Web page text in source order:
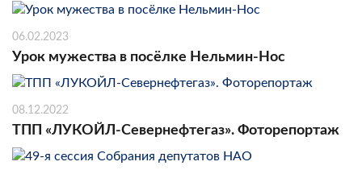
06.02.2023
Урок мужества в посёлке Нельмин-Нос
08.12.2022
ТПП «ЛУКОЙЛ-Севернефтегаз». Фоторепортаж